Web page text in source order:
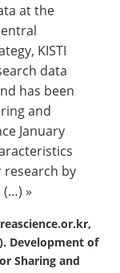
at the
KISTI
data
has been
and
January
research by
»
Development of
Sharing and